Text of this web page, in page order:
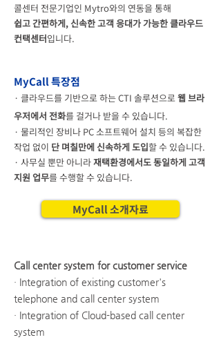
콜센터 전문기업인 Mytro와의 연동을 통해
쉽고 간편하게, 신속한 고객 응대가 가능한클라우드
컨택센터입니다.
​MyCall 특장점
· 클라우드를 기반으로 하는 CTI 솔루션으로웹 브라
우저에서 전화를 걸거나 받을 수 있습니다.
· 물리적인 장비나 PC 소프트웨어 설치 등의 복잡한
작업 없이 단 며칠만에 신속하게 도입할 수 있습니다.
· 사무실 뿐만 아니라재택환경에서도 동일하게 고객
지원 업무를 수행할 수 있습니다.
MyCall 소개자료
Call center system for customer service
· Integration of existing customer's
telephone and call center system
· Integration of Cloud-based call center
system